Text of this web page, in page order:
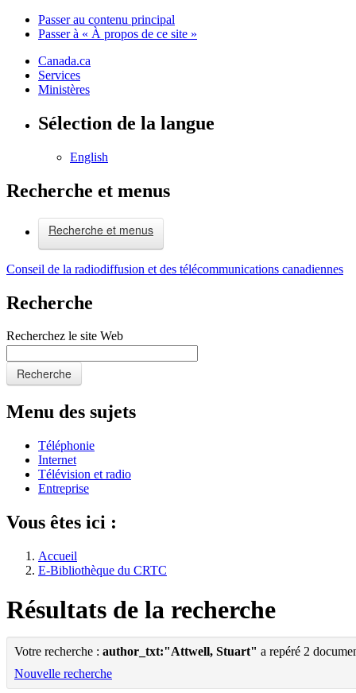
Passer au contenu principal
Passer à « À propos de ce site »
Canada.ca
Services
Ministères
Sélection de la langue
English
Recherche et menus
Recherche et menus
Conseil de la radiodiffusion et des télécommunications canadiennes
Recherche
Recherchez le site Web
Recherche
Menu des sujets
Téléphonie
Internet
Télévision et radio
Entreprise
Vous êtes ici :
Accueil
E-Bibliothèque du CRTC
Résultats de la recherche
Votre recherche : author_txt:"Attwell, Stuart" a repéré 2
Nouvelle recherche